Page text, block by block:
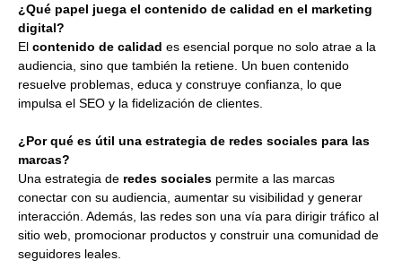
¿Qué papel juega el contenido de calidad en el marketing
digital?
El contenido de calidad es esencial porque no solo atrae a la
audiencia, sino que también la retiene. Un buen contenido
resuelve problemas, educa y construye confianza, lo que
impulsa el SEO y la fidelización de clientes.
¿Por qué es útil una estrategia de redes sociales para las
marcas?
Una estrategia de redes sociales permite a las marcas
conectar con su audiencia, aumentar su visibilidad y generar
interacción. Además, las redes son una vía para dirigir tráfico al
sitio web, promocionar productos y construir una comunidad de
seguidores leales.